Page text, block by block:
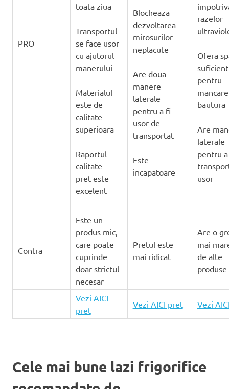
PRO
toata ziua
Transportul
se face usor
cu ajutorul
manerului
Materialul
este de
calitate
superioara
Raportul
calitate –
pret este
excelent
Blocheaza
dezvoltarea
mirosurilor
neplacute
Are doua
manere
laterale
pentru a fi
usor de
transportat
Este
incapatoare
razelor
Ofera
suficient
pentru
bautura
Are
laterale
pentru
usor
Contra
Este un
produs mic,
care poate
cuprinde
doar strictul
necesar
Pretul este
mai ridicat
Are o
mai
de alte
produse
Vezi AICI
pret
Vezi AICI pret Vezi
Cele mai bune lazi frigorifice